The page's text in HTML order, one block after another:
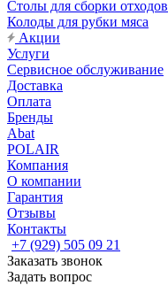
Столы для сборки отходов
Колоды для рубки мяса
Акции
Услуги
Сервисное обслуживание
Доставка
Оплата
Бренды
Abat
POLAIR
Компания
О компании
Гарантия
Отзывы
Контакты
+7 (929) 505 09 21
Заказать звонок
Задать вопрос